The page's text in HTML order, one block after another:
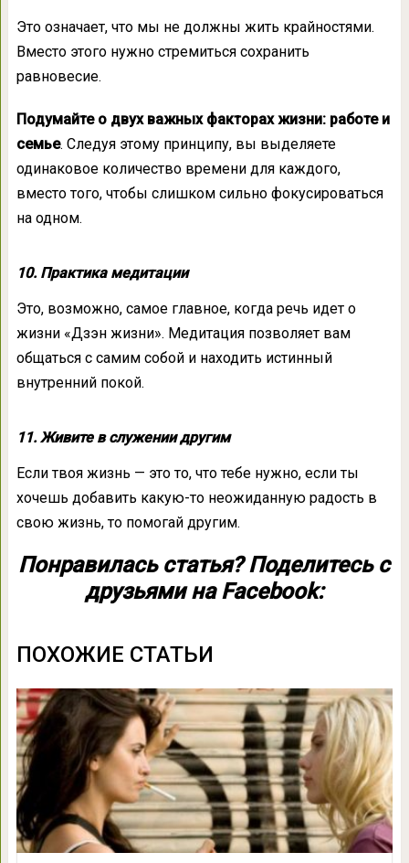
Это означает, что мы не должны жить крайностями.
Вместо этого нужно стремиться сохранить
равновесие.
Подумайте о двух важных факторах жизни: работе и
семье. Следуя этому принципу, вы выделяете
одинаковое количество времени для каждого,
вместо того, чтобы слишком сильно фокусироваться
на одном.
10. Практика медитации
Это, возможно, самое главное, когда речь идет о
жизни «Дзэн жизни». Медитация позволяет вам
общаться с самим собой и находить истинный
внутренний покой.
11. Живите в служении другим
Если твоя жизнь — это то, что тебе нужно, если ты
хочешь добавить какую-то неожиданную радость в
свою жизнь, то помогай другим.
Понравилась статья? Поделитесь с
друзьями на Facebook:
ПОХОЖИЕ СТАТЬИ